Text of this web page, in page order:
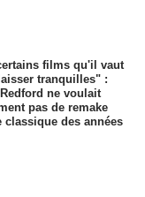
films qu'il vaut
tranquilles" :
ne voulait
pas de remake
classique des années